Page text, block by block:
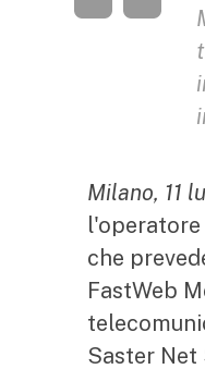
Milano, 11
che
FastWeb
Saster